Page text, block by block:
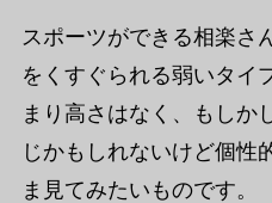
スポーツができる相楽さ
をくすぐられる弱いタイ
まり高さはなく、もしか
じかもしれないけど個性
ま見てみたいものです。